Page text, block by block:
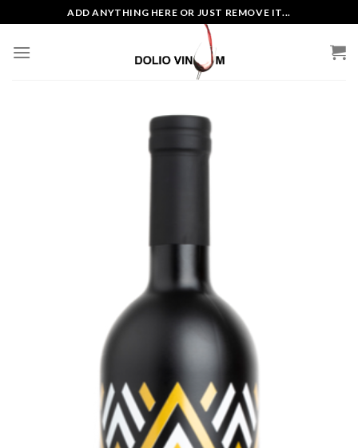
to
content
ADD ANYTHING HERE OR JUST REMOVE IT...